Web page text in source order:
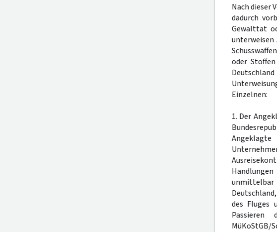
Nach dieser
dadurch
Gewalttat
unterweisen
oder
Einzelnen:
1. Der
unmittelbar
des Fluges
MüKoStGB/